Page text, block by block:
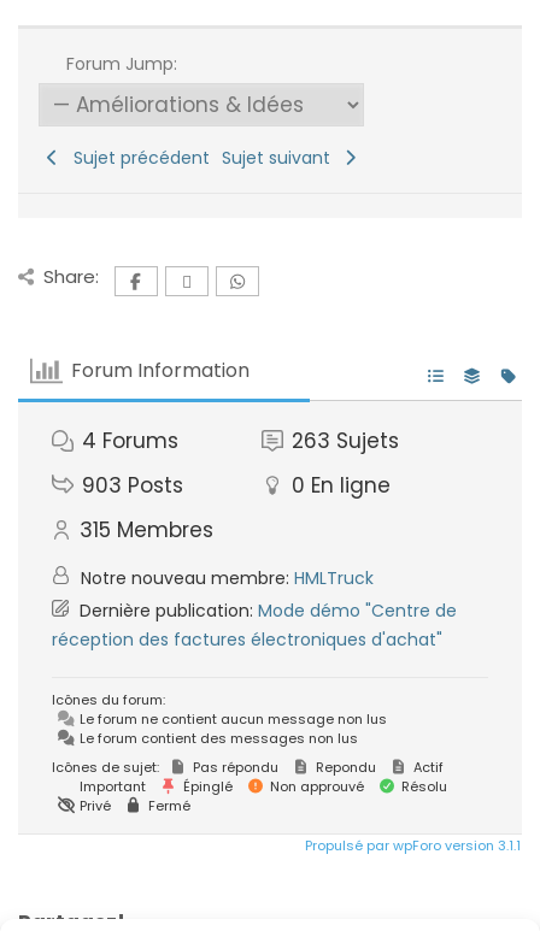
Forum Jump:
Sujet précédent Sujet suivant
Share:
Forum Information
4 Forums 263 Sujets
903 Posts 0 En ligne
315 Membres
Notre nouveau membre: HMLTruck
Dernière publication: Mode démo "Centre de
réception des factures électroniques d'achat"
Icônes du forum:
Le forum ne contient aucun message non lus
Le forum contient des messages non lus
Icônes de sujet:
Pas répondu Repondu
Actif
Important
Épinglé Non approuvé
Résolu
Privé
Fermé
Propulsé par wpForo version 3.1.1
Partagez!